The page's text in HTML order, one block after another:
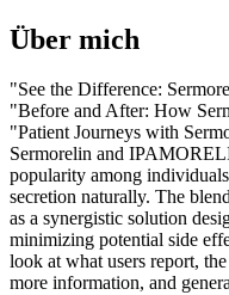
Über mich
"See the Difference:
"Before and After: How
"Patient Journeys with
Sermorelin and
popularity among
secretion naturally. The
as a synergistic solution
minimizing potential side
look at what users report,
more information, and